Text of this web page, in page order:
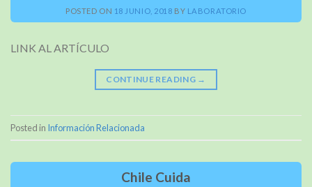
POSTED ON 18 JUNIO, 2018 BY LABORATORIO
LINK AL ARTÍCULO
CONTINUE READING →
Posted in Información Relacionada
Chile Cuida